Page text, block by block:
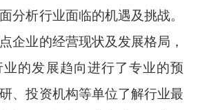
分析行业面临的机遇及挑战。
企业的经营现状及发展格局，
的发展趋向进行了专业的预
、投资机构等单位了解行业最